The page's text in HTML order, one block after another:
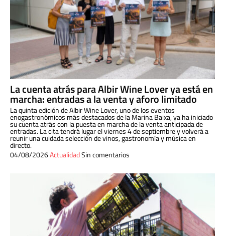
La cuenta atrás para Albir Wine Lover ya está en
marcha: entradas a la venta y aforo limitado
La quinta edición de Albir Wine Lover, uno de los eventos
enogastronómicos más destacados de la Marina Baixa, ya ha iniciado
su cuenta atrás con la puesta en marcha de la venta anticipada de
entradas. La cita tendrá lugar el viernes 4 de septiembre y volverá a
reunir una cuidada selección de vinos, gastronomía y música en
directo.
04/08/2026ActualidadSin comentarios